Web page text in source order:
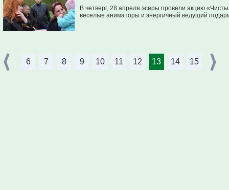
В четверг, 28 апреля эсеры провели акцию
веселые аниматоры и энергичный ведущий
6 7 8 9 10 11 12 13 14 15